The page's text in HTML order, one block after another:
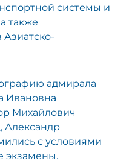
системы и
также
адмирала
Ивановна
Михайлович
Александр
с условиями
экзамены.